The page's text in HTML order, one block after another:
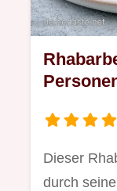
Dieser
durch